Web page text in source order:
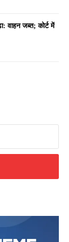
वाहन जब्त; कोर्ट में